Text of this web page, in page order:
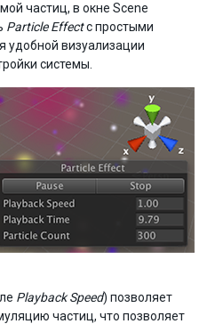
частиц, в окне Scene
Particle Effectс простыми
удобной визуализации
системы.
Playback Speed) позволяет
частиц, что позволяет